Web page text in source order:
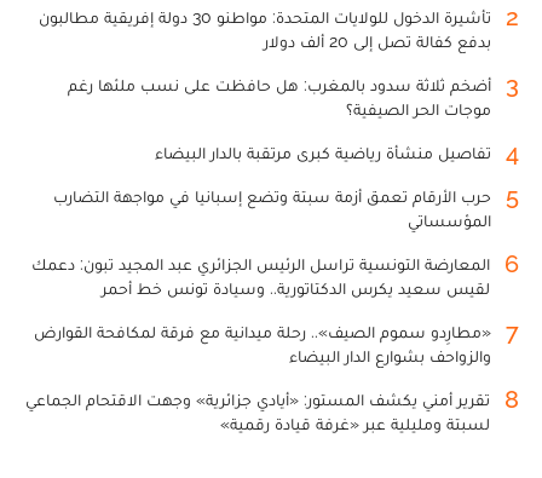
2
تأشيرة الدخول للولايات المتحدة: مواطنو 30 دولة إفريقية مطالبون
بدفع كفالة تصل إلى 20 ألف دولار
3
أضخم ثلاثة سدود بالمغرب: هل حافظت على نسب ملئها رغم
موجات الحر الصيفية؟
4 تفاصيل منشأة رياضية كبرى مرتقبة بالدار البيضاء
5
حرب الأرقام تعمق أزمة سبتة وتضع إسبانيا في مواجهة التضارب
المؤسساتي
6
المعارضة التونسية تراسل الرئيس الجزائري عبد المجيد تبون: دعمك
لقيس سعيد يكرس الدكتاتورية.. وسيادة تونس خط أحمر
7
«مطارِدو سموم الصيف».. رحلة ميدانية مع فرقة لمكافحة القوارض
والزواحف بشوارع الدار البيضاء
8
تقرير أمني يكشف المستور: «أيادي جزائرية» وجهت الاقتحام الجماعي
لسبتة ومليلية عبر «غرفة قيادة رقمية»